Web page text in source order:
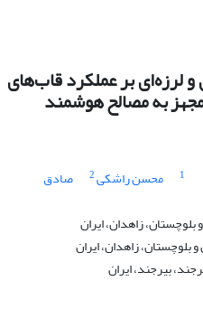
لرزه‌ای بر عملکرد قاب‌های
به مصالح هوشمند
1 محسن راشکی2 صادق
زاهدان، ایران
زاهدان، ایران
بیرجند، ایران